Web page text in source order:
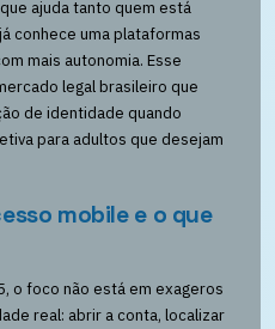
ajuda tanto quem está
conhece uma plataformas
mais autonomia. Esse
legal brasileiro que
de identidade quando
para adultos que desejam
mobile e o que
o foco não está em exageros
real: abrir a conta, localizar